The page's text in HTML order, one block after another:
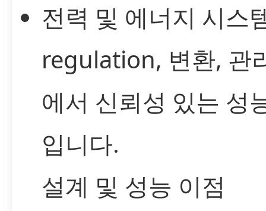
전력 및 에너지 시스
regulation, 변환, 관
에서 신뢰성 있는 성
입니다.
설계 및 성능 이점